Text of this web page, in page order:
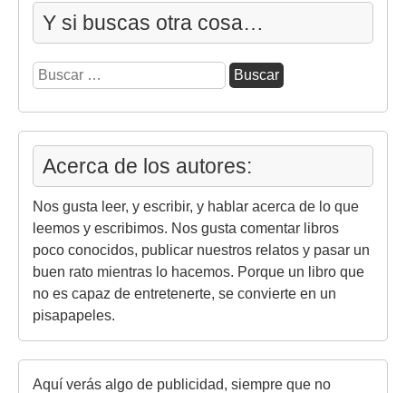
Y si buscas otra cosa…
Buscar:
Acerca de los autores:
Nos gusta leer, y escribir, y hablar acerca de lo que
leemos y escribimos. Nos gusta comentar libros
poco conocidos, publicar nuestros relatos y pasar un
buen rato mientras lo hacemos. Porque un libro que
no es capaz de entretenerte, se convierte en un
pisapapeles.
Aquí verás algo de publicidad, siempre que no